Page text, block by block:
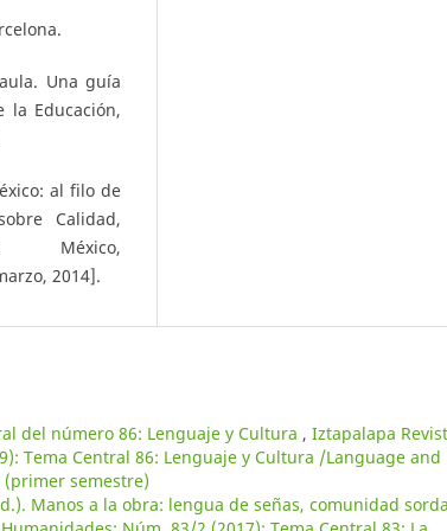
Una guía
la Educación,
al filo de
Calidad,
México,
2014].
del número 86: Lenguaje y Cultura , Iztapalapa
Tema Central 86: Lenguaje y Cultura /Language and
semestre)
Manos a la obra: lengua de señas, comunidad